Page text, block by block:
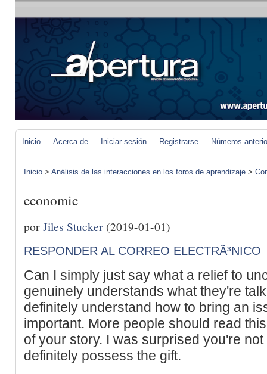
Inicio Acerca de Iniciar sesión Registrarse Números
Inicio > Análisis de las interacciones en los foros de aprendizaje >
economic
porJiles Stucker (2019-01-01)
RESPONDER AL CORREO ELECTRÃ³NICO
Can I simply just say what a relief to
genuinely understands what they're
definitely understand how to bring an
important. More people should read
of your story. I was surprised you're
definitely possess the gift.